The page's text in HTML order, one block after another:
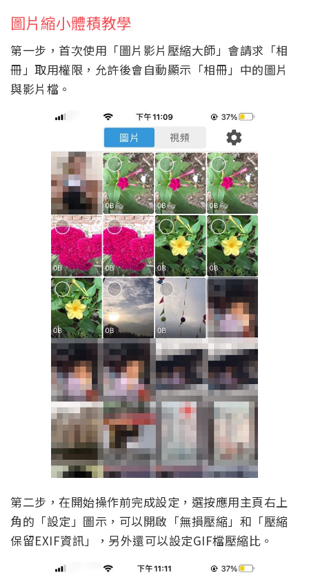
圖片縮小體積教學
第一步，首次使用「圖片影片壓縮大師」會請求「相
冊」取用權限，允許後會自動顯示「相冊」中的圖片
與影片檔。
第二步，在開始操作前完成設定，選按應用主頁右上
角的「設定」圖示，可以開啟「無損壓縮」和「壓縮
保留EXIF資訊」，另外還可以設定GIF檔壓縮比。